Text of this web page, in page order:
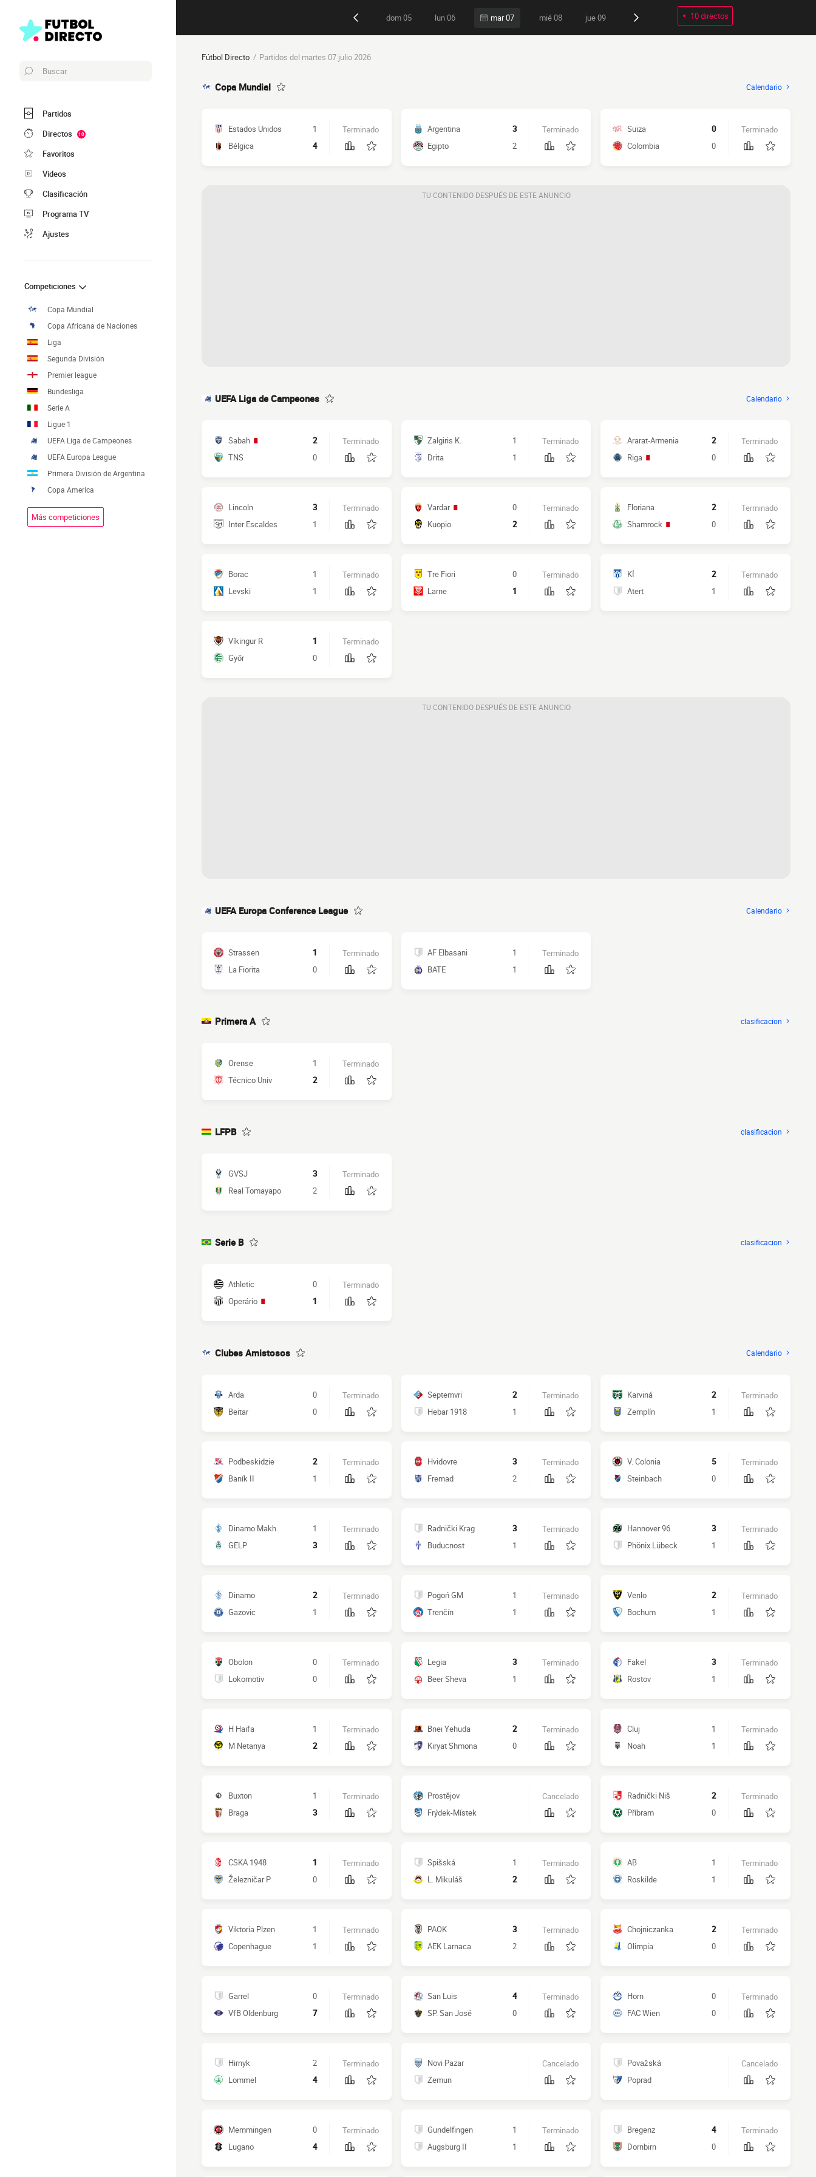
Buscar
Partidos
Directos
10
Favoritos
Videos
Clasificación
Programa TV
Ajustes
Competiciones
Copa Mundial
Copa Africana de Naciones
Liga
Segunda División
Premier league
Bundesliga
Serie A
Ligue 1
UEFA Liga de Campeones
UEFA Europa League
Primera División de Argentina
Copa America
Más competiciones
dom 05 lun 06 mar 07 mié 08 jue 09 10 directos
Fútbol Directo Partidos del martes 07 julio 2026
Copa Mundial Calendario
Estados Unidos
1
Bélgica
4
Terminado Argentina
3
Egipto
2
Terminado Suiza
0
Colombia
0
Terminado
TU CONTENIDO DESPUÉS DE ESTE ANUNCIO
UEFA Liga de Campeones Calendario
Sabah
2
TNS
0
Terminado Zalgiris K.
1
Drita
1
Terminado Ararat-Armenia
2
Riga
0
Terminado
Lincoln
3
Inter Escaldes
1
Terminado Vardar
0
Kuopio
2
Terminado Floriana
2
Shamrock
0
Terminado
Borac
1
Levski
1
Terminado Tre Fiori
0
Larne
1
Terminado KÍ
2
Atert
1
Terminado
Víkingur R
1
Győr
0
Terminado
TU CONTENIDO DESPUÉS DE ESTE ANUNCIO
UEFA Europa Conference League Calendario
Strassen
1
La Fiorita
0
Terminado AF Elbasani
1
BATE
1
Terminado
Primera A clasificacion
Orense
1
Técnico Univ
2
Terminado
LFPB clasificacion
GVSJ
3
Real Tomayapo
2
Terminado
Serie B clasificacion
Athletic
0
Operário
1
Terminado
Clubes Amistosos Calendario
Arda
0
Beitar
0
Terminado Septemvri
2
Hebar 1918
1
Terminado Karviná
2
Zemplín
1
Terminado
Podbeskidzie
2
Baník II
1
Terminado Hvidovre
3
Fremad
2
Terminado V. Colonia
5
Steinbach
0
Terminado
Dinamo Makh.
1
GELP
3
Terminado Radnički Krag
3
Buducnost
1
Terminado Hannover 96
3
Phönix Lübeck
1
Terminado
Dinamo
2
Gazovic
1
Terminado Pogoń GM
1
Trenčín
1
Terminado Venlo
2
Bochum
1
Terminado
Obolon
0
Lokomotiv
0
Terminado Legia
3
Beer Sheva
1
Terminado Fakel
3
Rostov
1
Terminado
H Haifa
1
M Netanya
2
Terminado Bnei Yehuda
2
Kiryat Shmona
0
Terminado Cluj
1
Noah
1
Terminado
Buxton
1
Braga
3
Terminado
Prostějov
Frýdek-Místek
Cancelado Radnički Niš
2
Příbram
0
Terminado
CSKA 1948
1
Železničar P
0
Terminado Spišská
1
L. Mikuláš
2
Terminado AB
1
Roskilde
1
Terminado
Viktoria Plzen
1
Copenhague
1
Terminado PAOK
3
AEK Larnaca
2
Terminado Chojniczanka
2
Olimpia
0
Terminado
Garrel
0
VfB Oldenburg
7
Terminado San Luis
4
SP. San José
0
Terminado Horn
0
FAC Wien
0
Terminado
Hirnyk
2
Lommel
4
Terminado
Novi Pazar
Zemun
Cancelado
Považská
Poprad
Cancelado
Memmingen
0
Lugano
4
Terminado Gundelfingen
1
Augsburg II
1
Terminado Bregenz
4
Dornbirn
0
Terminado